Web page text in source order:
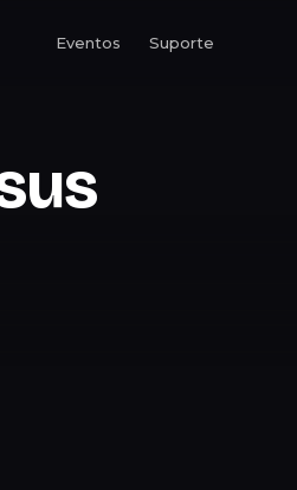
Eventos Suporte